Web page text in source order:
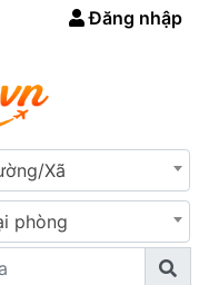
Đăng nhập
Xã
phòng